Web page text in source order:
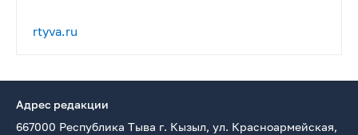
rtyva.ru
Адрес редакции
667000 Республика Тыва г. Кызыл, ул. Красноармейская,